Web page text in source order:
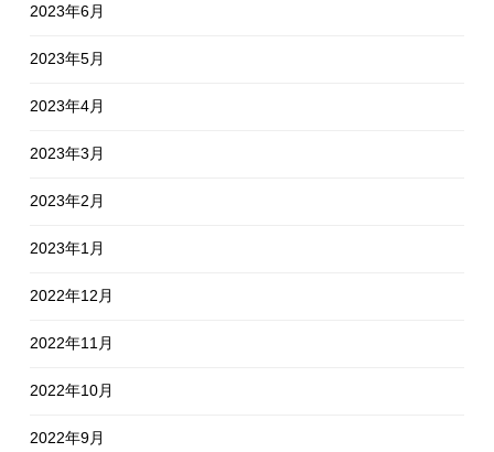
2023年6月
2023年5月
2023年4月
2023年3月
2023年2月
2023年1月
2022年12月
2022年11月
2022年10月
2022年9月